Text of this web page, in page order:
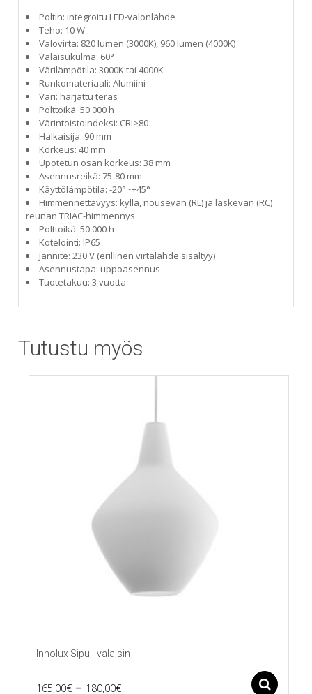
Poltin: integroitu LED-valonlähde
Teho: 10 W
Valovirta: 820 lumen (3000K), 960 lumen (4000K)
Valaisukulma: 60°
Värilämpötila: 3000K tai 4000K
Runkomateriaali: Alumiini
Väri: harjattu teräs
Polttoikä: 50 000 h
Värintoistoindeksi: CRI>80
Halkaisija: 90 mm
Korkeus: 40 mm
Upotetun osan korkeus: 38 mm
Asennusreikä: 75-80 mm
Käyttölämpötila: -20°~+45°
Himmennettävyys: kyllä, nousevan (RL) ja laskevan (RC)
reunan TRIAC-himmennys
Polttoikä: 50 000 h
Kotelointi: IP65
Jännite: 230 V (erillinen virtalähde sisältyy)
Asennustapa: uppoasennus
Tuotetakuu: 3 vuotta
Tutustu myös
Innolux Sipuli-valaisin
165,00€ – 180,00€Price